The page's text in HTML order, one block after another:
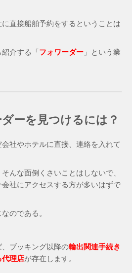
直接船舶予約をするということは
介する「フォワーダー 」という業
ーを見つけるには？
社やホテルに直接、連絡を入れて
んな面倒くさいことはしないで、
社にアクセスする方が多いはずで
のである。
ブッキング以降の輸出関連手続き
代理店が存在します。